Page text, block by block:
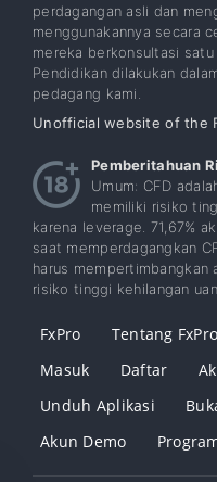
perdagangan asli dan
menggunakannya secara
mereka berkonsultasi
Pendidikan dilakukan
pedagang kami.
Unofficial website of the
Pemberitahuan
Umum: CFD
memiliki risiko
karena leverage. 71,67%
saat memperdagangkan
harus mempertimbangkan
risiko tinggi kehilangan
FxPro Tentang FxPro
Masuk
Daftar
Unduh Aplikasi
Akun Demo